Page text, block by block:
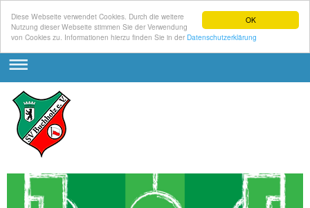
OK
Diese Webseite verwendet Cookies. Durch die weitere
Nutzung dieser Webseite stimmen Sie der Verwendung
von Cookies zu. Informationen hierzu finden Sie in der Datenschutzerklärung